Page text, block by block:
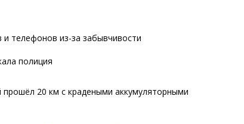
и телефонов из-за забывчивости
полиция
прошёл 20 км с крадеными аккумуляторными